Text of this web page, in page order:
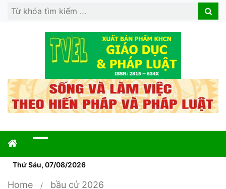
Search
Search
Thứ Sáu, 07/08/2026
Home bầu cử 2026